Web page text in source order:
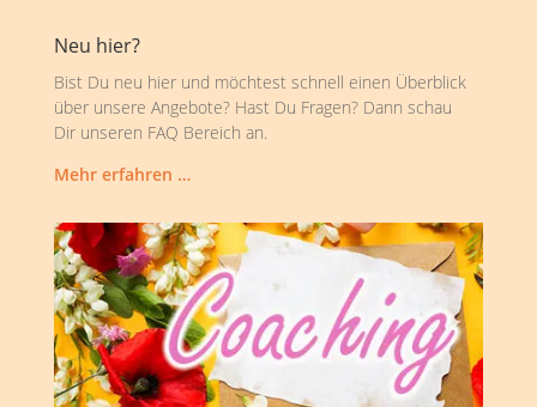
Neu hier?
Bist Du neu hier und möchtest schnell einen Überblick
über unsere Angebote? Hast Du Fragen? Dann schau
Dir unseren FAQ Bereich an.
Mehr erfahren …